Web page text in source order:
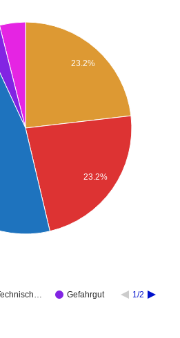
Gefahrgut 1/2
23.2%
23.2%